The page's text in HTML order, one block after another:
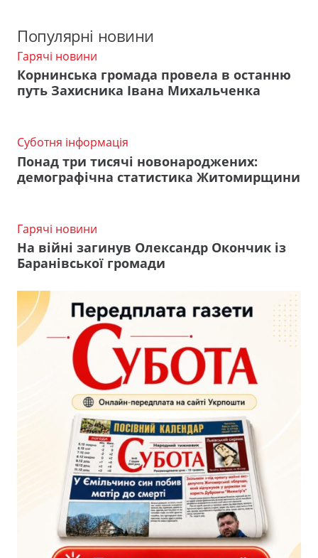
Популярні новини
Гарячі новини
Корнинська громада провела в останню
путь Захисника Івана Михальченка
Суботня інформація
Понад три тисячі новонароджених:
демографічна статистика Житомирщини
Гарячі новини
На війні загинув Олександр Окончик із
Баранівської громади